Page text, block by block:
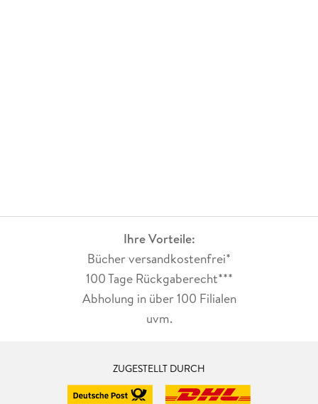
Ihre Vorteile:
Bücher versandkostenfrei*
100 Tage Rückgaberecht***
Abholung in über 100 Filialen
uvm.
ZUGESTELLT DURCH